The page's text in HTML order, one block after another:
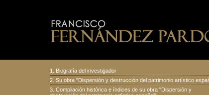
1. Biografía del investigador
2. Su obra "Dispersión y destrucción del patrimonio artístico
3. Compilación histórica e índices de su obra "Dispersión y